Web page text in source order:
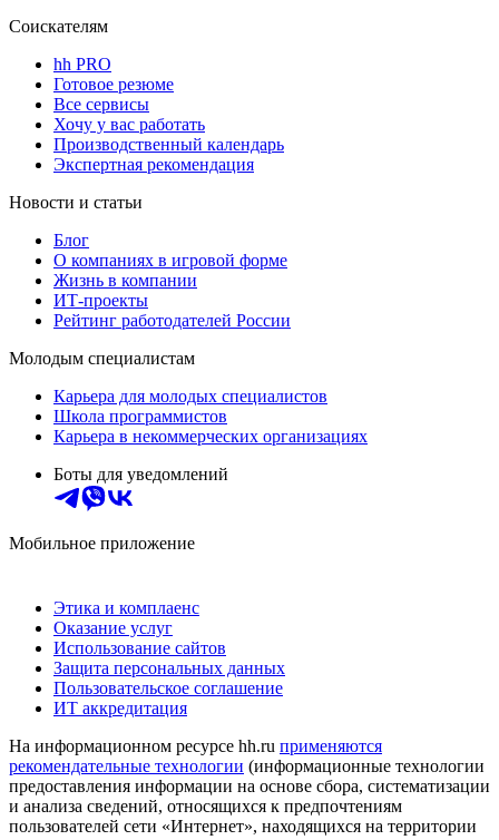
Соискателям
hh PRO
Готовое резюме
Все сервисы
Хочу у вас работать
Производственный календарь
Экспертная рекомендация
Новости и статьи
Блог
О компаниях в игровой форме
Жизнь в компании
ИТ-проекты
Рейтинг работодателей России
Молодым специалистам
Карьера для молодых специалистов
Школа программистов
Карьера в некоммерческих организациях
Боты для уведомлений
Мобильное приложение
Этика и комплаенс
Оказание услуг
Использование сайтов
Защита персональных данных
Пользовательское соглашение
ИТ аккредитация
На информационном ресурсе hh.ru применяются
рекомендательные технологии (информационные технологии
предоставления информации на основе сбора, систематизации
и анализа сведений, относящихся к предпочтениям
пользователей сети «Интернет», находящихся на территории